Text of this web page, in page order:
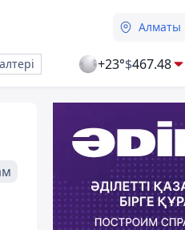
Алматы
+23°$467.48